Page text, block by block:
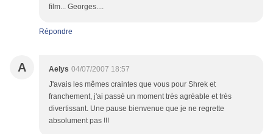
film... Georges....
Répondre
A Aelys 04/07/2007 18:57
J'avais les mêmes craintes que vous pour Shrek et
franchement, j'ai passé un moment très agréable et très
divertissant. Une pause bienvenue que je ne regrette
absolument pas !!!